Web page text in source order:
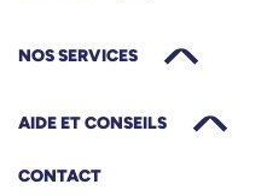
NOS SERVICES
AIDE ET CONSEILS
CONTACT